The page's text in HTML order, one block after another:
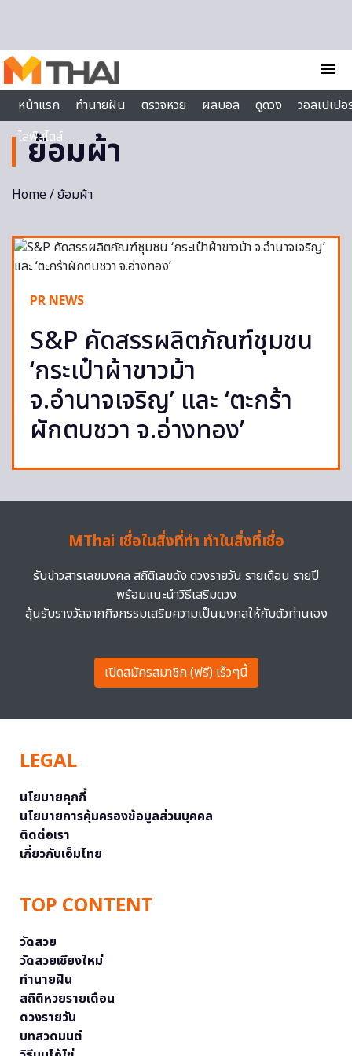
menu
หน้าแรก
ทำนายฝัน ตรวจหวย ผลบอล ดูดวง
วอลเปเป
ไลฟ์สไตล์
ย้อมผ้า
Home/ ย้อมผ้า
PR NEWS
S&P คัดสรรผลิตภัณฑ์ชุมชน
‘กระเป๋าผ้าขาวม้า
จ.อำนาจเจริญ’ และ ‘ตะกร้า
ผักตบชวา จ.อ่างทอง’
MThai เชื่อในสิ่งที่ทำ ทำในสิ่งที่เชื่อ
รับข่าวสารเลขมงคล สถิติเลขดัง ดวงรายวัน รายเดือน รายปี
พร้อมแนะนำวิธีเสริมดวง
ลุ้นรับรางวัลจากกิจกรรมเสริมความเป็นมงคลให้กับตัวท่านเอง
เปิดสมัครสมาชิก (ฟรี) เร็วๆนี้
LEGAL
นโยบายคุกกี้
นโยบายการคุ้มครองข้อมูลส่วนบุคคล
ติดต่อเรา
เกี่ยวกับเอ็มไทย
TOP CONTENT
วัดสวย
วัดสวยเชียงใหม่
ทำนายฝัน
สถิติหวยรายเดือน
ดวงรายวัน
บทสวดมนต์